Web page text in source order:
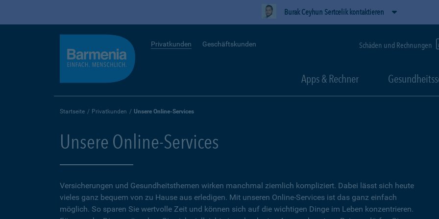
Burak Ceyhun Sertcelik kontaktieren
Privatkunden Geschäftskunden Schäden und Rechnungen
Apps & Rechner
Startseite Privatkunden Unsere Online-Services
Unsere Online-Services
Versicherungen und Gesundheitsthemen wirken manchmal ziemlich kompliziert. Dabei lässt sich heute
vieles ganz bequem von zu Hause aus erledigen. Mit unseren Online-Services ist das ganz einfach
möglich. So sparen Sie wertvolle Zeit und können sich auf die wichtigen Dinge im Leben konzentrieren.